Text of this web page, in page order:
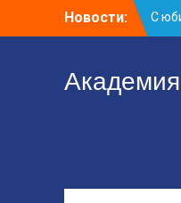
Новости:
С